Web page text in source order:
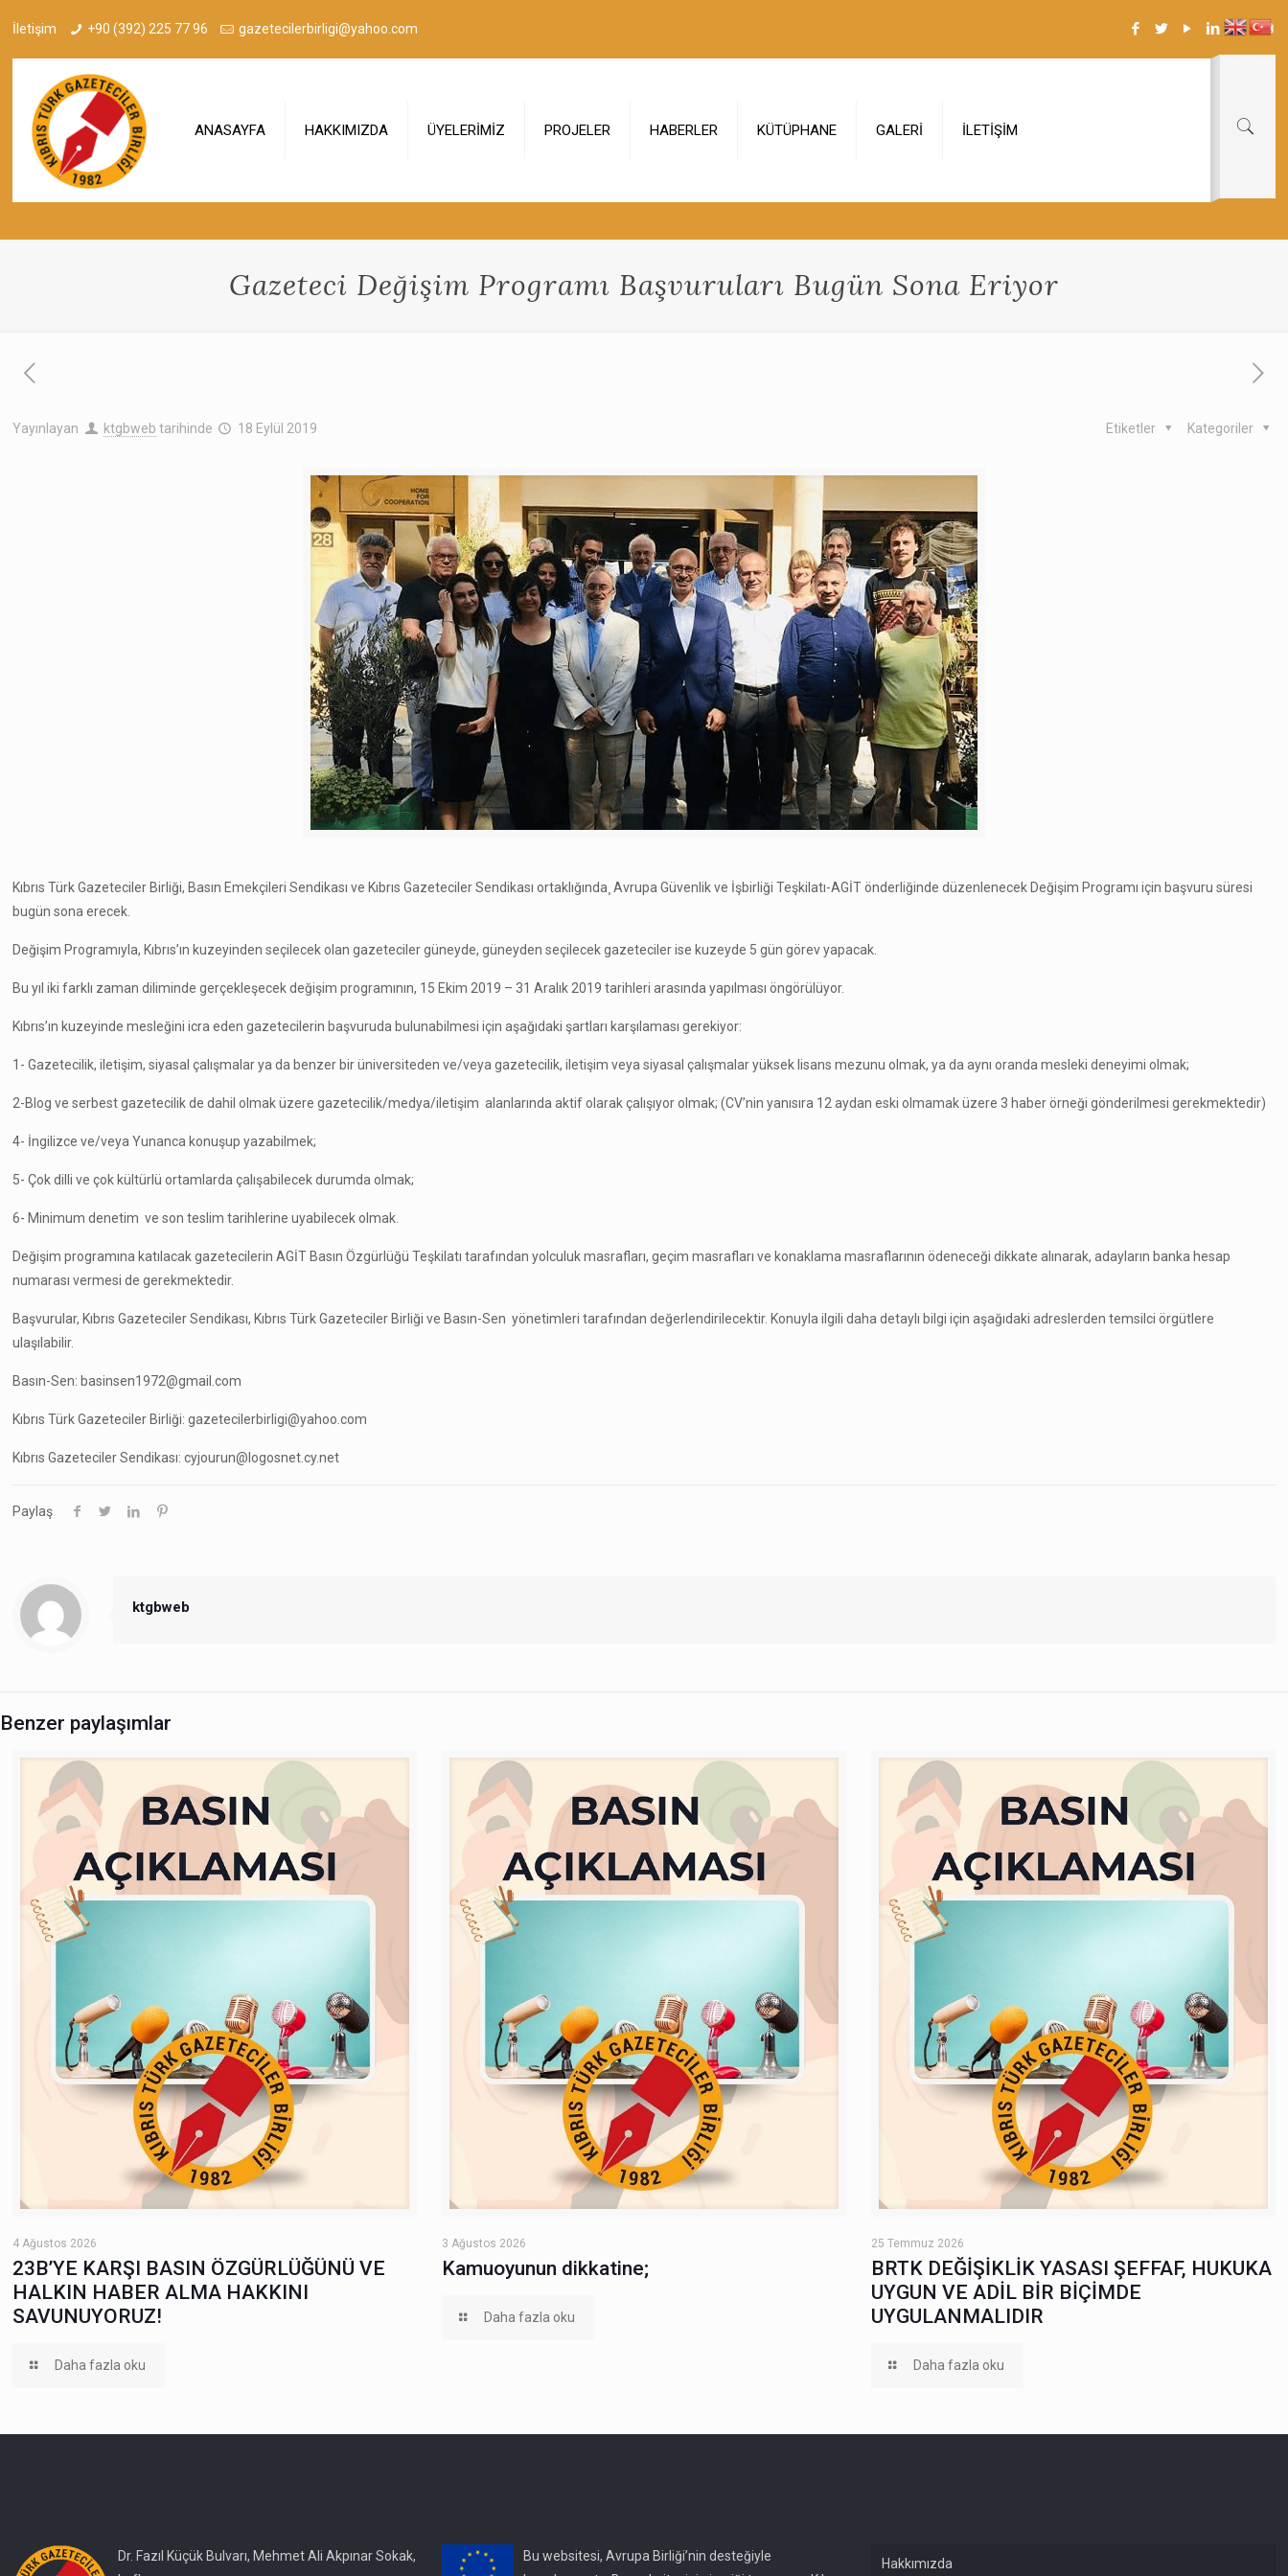
İletişim +90 (392) 225 77 96 gazetecilerbirligi@yahoo.com
ANASAYFA HAKKIMIZDA ÜYELERİMİZ PROJELER HABERLER KÜTÜPHANE GALERİ İLETİŞİM
Gazeteci Değişim Programı Başvuruları Bugün Sona Eriyor
Yayınlayan ktgbweb tarihinde 18 Eylül 2019 Kategoriler
Etiketler
Kıbrıs Türk Gazeteciler Birliği, Basın Emekçileri Sendikası ve Kıbrıs Gazeteciler Sendikası ortaklığında¸ Avrupa Güvenlik ve İşbirliği Teşkilatı-AGİT önderliğinde düzenlenecek Değişim Programı için başvuru süresi
bugün sona erecek.
Değişim Programıyla, Kıbrıs’ın kuzeyinden seçilecek olan gazeteciler güneyde, güneyden seçilecek gazeteciler ise kuzeyde 5 gün görev yapacak.
Bu yıl iki farklı zaman diliminde gerçekleşecek değişim programının, 15 Ekim 2019 – 31 Aralık 2019 tarihleri arasında yapılması öngörülüyor.
Kıbrıs’ın kuzeyinde mesleğini icra eden gazetecilerin başvuruda bulunabilmesi için aşağıdaki şartları karşılaması gerekiyor:
1- Gazetecilik, iletişim, siyasal çalışmalar ya da benzer bir üniversiteden ve/veya gazetecilik, iletişim veya siyasal çalışmalar yüksek lisans mezunu olmak, ya da aynı oranda mesleki deneyimi olmak;
2-Blog ve serbest gazetecilik de dahil olmak üzere gazetecilik/medya/iletişim alanlarında aktif olarak çalışıyor olmak; (CV’nin yanısıra 12 aydan eski olmamak üzere 3 haber örneği gönderilmesi gerekmektedir)
4- İngilizce ve/veya Yunanca konuşup yazabilmek;
5- Çok dilli ve çok kültürlü ortamlarda çalışabilecek durumda olmak;
6- Minimum denetim ve son teslim tarihlerine uyabilecek olmak.
Değişim programına katılacak gazetecilerin AGİT Basın Özgürlüğü Teşkilatı tarafından yolculuk masrafları, geçim masrafları ve konaklama masraflarının ödeneceği dikkate alınarak, adayların banka hesap
numarası vermesi de gerekmektedir.
Başvurular, Kıbrıs Gazeteciler Sendikası, Kıbrıs Türk Gazeteciler Birliği ve Basın-Sen yönetimleri tarafından değerlendirilecektir. Konuyla ilgili daha detaylı bilgi için aşağıdaki adreslerden temsilci örgütlere
ulaşılabilir.
Basın-Sen: basinsen1972@gmail.com
Kıbrıs Türk Gazeteciler Birliği:gazetecilerbirligi@yahoo.com
Kıbrıs Gazeteciler Sendikası:cyjourun@logosnet.cy.net
Paylaş
ktgbweb
Benzer paylaşımlar
4 Ağustos 2026
23B’YE KARŞI BASIN ÖZGÜRLÜĞÜNÜ VE
HALKIN HABER ALMA HAKKINI
SAVUNUYORUZ!
Daha fazla oku
3 Ağustos 2026
Kamuoyunun dikkatine;
Daha fazla oku
25 Temmuz 2026
BRTK DEĞİŞİKLİK YASASI ŞEFFAF, HUKUKA
UYGUN VE ADİL BİR BİÇİMDE
UYGULANMALIDIR
Daha fazla oku
Dr. Fazıl Küçük Bulvarı, Mehmet Ali Akpınar Sokak,
Bu websitesi, Avrupa Birliği’nin desteğiyle
Hakkımızda